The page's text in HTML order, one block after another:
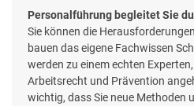
Personalführung begleitet Sie
Sie können die
bauen das eigene Fachwissen
werden zu einem echten
Arbeitsrecht und Prävention
wichtig, dass Sie neue Methoden